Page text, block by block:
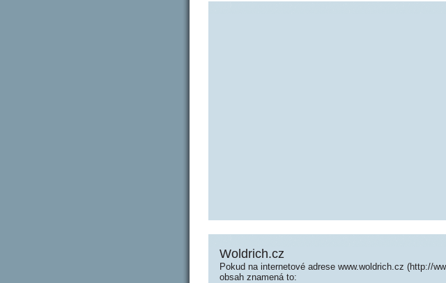
Woldrich.cz
Pokud na internetové adrese www.woldrich.cz (http://
obsah znamená to: